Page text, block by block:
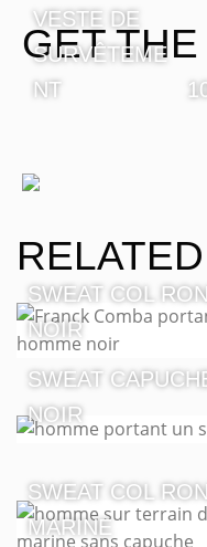
GET
VESTE DE
SURVÊTEME
NT
SWEAT COL
NOIR
SWEAT
NOIR
SWEAT COL
MARINE